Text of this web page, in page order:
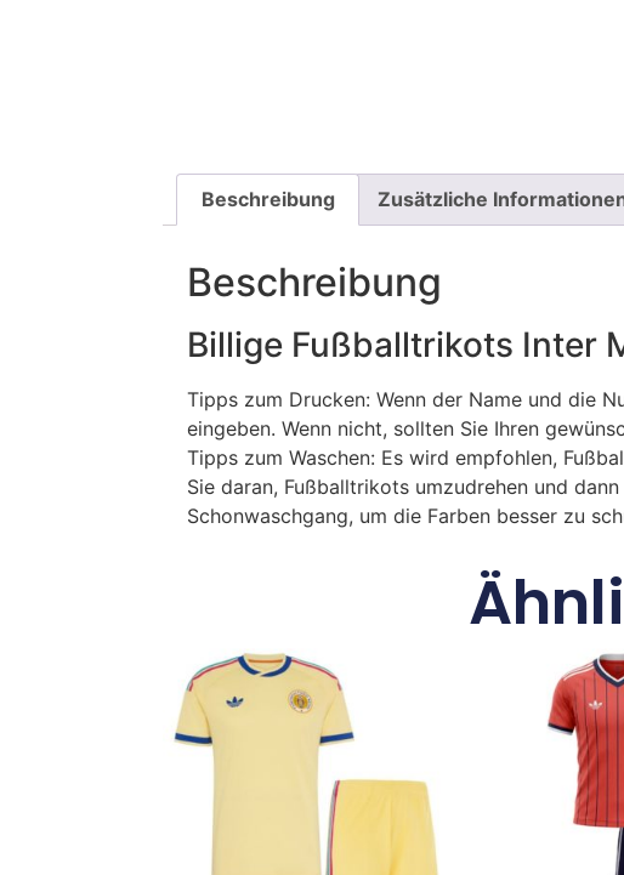
Beschreibung Zusätzliche
Beschreibung
Billige Fußballtrikots Inter
Tipps zum Drucken: Wenn der Name und die
eingeben. Wenn nicht, sollten Sie Ihren
Tipps zum Waschen: Es wird empfohlen,
Sie daran, Fußballtrikots umzudrehen und
Schonwaschgang, um die Farben besser zu